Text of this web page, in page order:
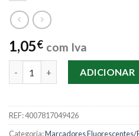
1,05€ com Iva
ADICIONAR
REF:4007817049426
Categoria:Marcadores Fluorescentes/